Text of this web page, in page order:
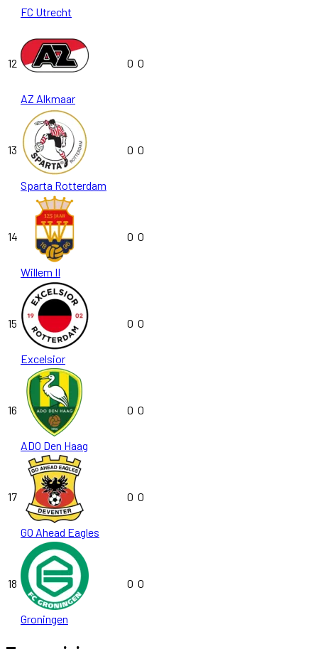
FC Utrecht
12
AZ Alkmaar
0 0
13
Sparta Rotterdam
0 0
14
Willem II
0 0
15
Excelsior
0 0
16
ADO Den Haag
0 0
17
GO Ahead Eagles
0 0
18
Groningen
0 0